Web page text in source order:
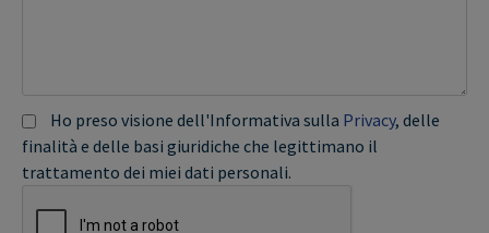
Ho preso visione dell'Informativa sulla Privacy, delle
finalità e delle basi giuridiche che legittimano il
trattamento dei miei dati personali.